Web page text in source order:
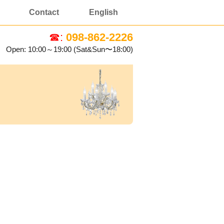
Contact English
☎: 098-862-2226
Open: 10:00～19:00 (Sat&Sun〜18:00)